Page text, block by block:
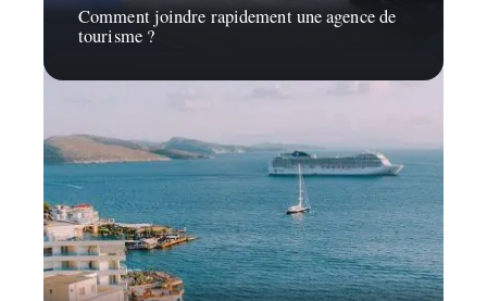
Comment joindre rapidement une agence de
tourisme ?